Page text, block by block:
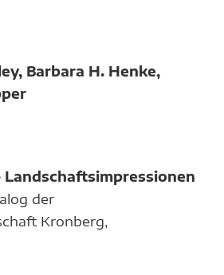
Barbara H. Henke,
Landschaftsimpressionen
der
Kronberg,